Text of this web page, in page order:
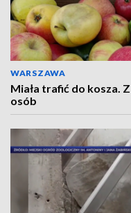
WARSZAWA
Miała trafić do kosza.
osób